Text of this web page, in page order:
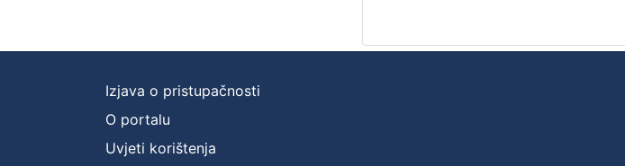
Izjava o pristupačnosti
O portalu
Uvjeti korištenja